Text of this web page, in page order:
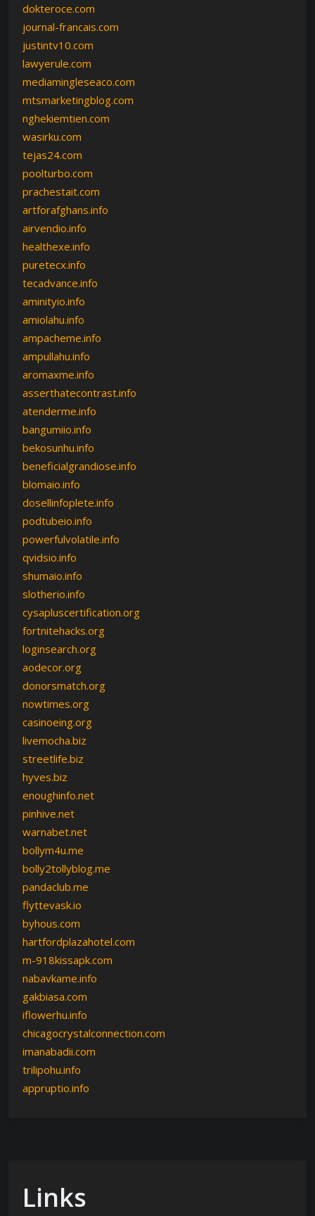
dokteroce.com
journal-francais.com
justintv10.com
lawyerule.com
mediamingleseaco.com
mtsmarketingblog.com
nghekiemtien.com
wasirku.com
tejas24.com
poolturbo.com
prachestait.com
artforafghans.info
airvendio.info
healthexe.info
puretecx.info
tecadvance.info
aminityio.info
amiolahu.info
ampacheme.info
ampullahu.info
aromaxme.info
asserthatecontrast.info
atenderme.info
bangumiio.info
bekosunhu.info
beneficialgrandiose.info
blomaio.info
dosellinfoplete.info
podtubeio.info
powerfulvolatile.info
qvidsio.info
shumaio.info
slotherio.info
cysapluscertification.org
fortnitehacks.org
loginsearch.org
aodecor.org
donorsmatch.org
nowtimes.org
casinoeing.org
livemocha.biz
streetlife.biz
hyves.biz
enoughinfo.net
pinhive.net
warnabet.net
bollym4u.me
bolly2tollyblog.me
pandaclub.me
flyttevask.io
byhous.com
hartfordplazahotel.com
m-918kissapk.com
nabavkame.info
gakbiasa.com
iflowerhu.info
chicagocrystalconnection.com
imanabadii.com
trilipohu.info
appruptio.info
Links